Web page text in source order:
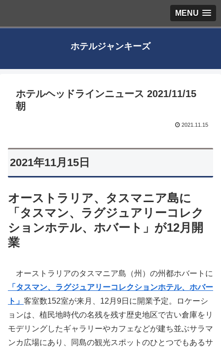
MENU
ホテルジャンキーズ
ホテルヘッドラインニュース 2021/11/15
朝
2021.11.15
2021年11月15日
オーストラリア、タスマニア島に
「タスマン、ラグジュアリーコレク
ションホテル、ホバート」が12月開
業
オーストラリアのタスマニア島（州）の州都ホバートに
「タスマン、ラグジュアリーコレクションホテル、ホバー
ト」 客室数152室が来月、12月9日に開業予定。ロケーシ
ョンは、植民地時代の名残を残す歴史地区で古い倉庫をリ
モデリングしたギャラリーやカフェなどが建ち並ぶサラマ
ンカ広場にあり、同島の観光スポットのひとつでもあるサ